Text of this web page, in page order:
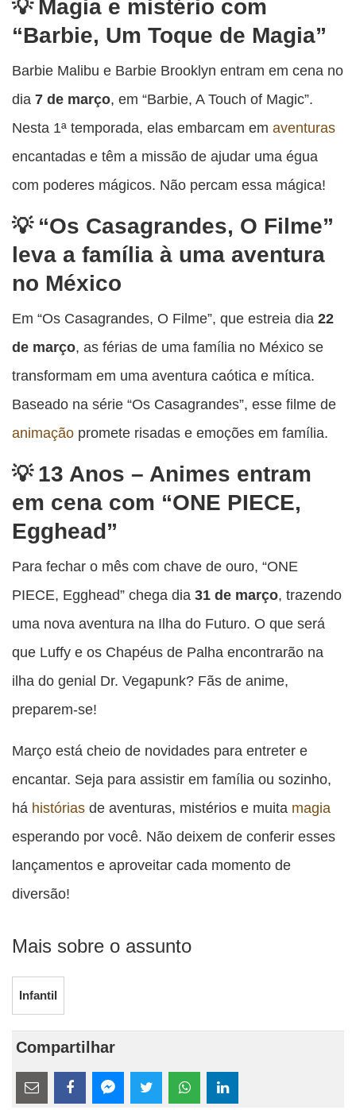
Magia e mistério com
“Barbie, Um Toque de Magia”
Barbie Malibu e Barbie Brooklyn entram em cena no
dia 7 de março, em “Barbie, A Touch of Magic”.
Nesta 1ª temporada, elas embarcam em aventuras
encantadas e têm a missão de ajudar uma égua
com poderes mágicos. Não percam essa mágica!
“Os Casagrandes, O Filme”
leva a família à uma aventura
no México
Em “Os Casagrandes, O Filme”, que estreia dia 22
de março, as férias de uma família no México se
transformam em uma aventura caótica e mítica.
Baseado na série “Os Casagrandes”, esse filme de
animação promete risadas e emoções em família.
13 Anos – Animes entram
em cena com “ONE PIECE,
Egghead”
Para fechar o mês com chave de ouro, “ONE
PIECE, Egghead” chega dia 31 de março, trazendo
uma nova aventura na Ilha do Futuro. O que será
que Luffy e os Chapéus de Palha encontrarão na
ilha do genial Dr. Vegapunk? Fãs de anime,
preparem-se!
Março está cheio de novidades para entreter e
encantar. Seja para assistir em família ou sozinho,
há histórias de aventuras, mistérios e muita magia
esperando por você. Não deixem de conferir esses
lançamentos e aproveitar cada momento de
diversão!
Mais sobre o assunto
Infantil
Compartilhar
Estes